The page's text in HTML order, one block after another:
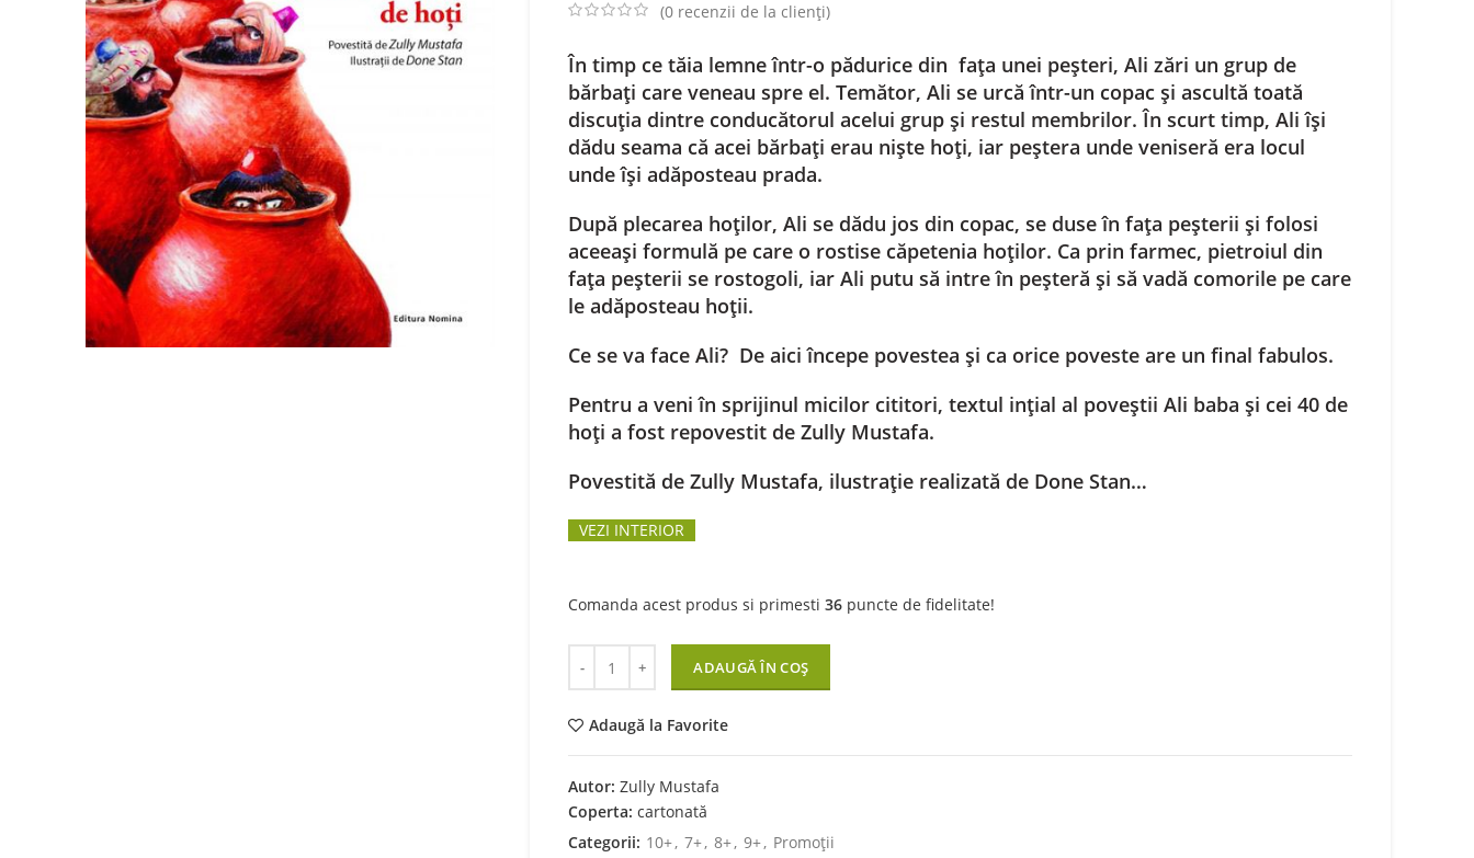
was:
is:
(0 recenzii de la clienți)
În timp ce tăia lemne într-o pădurice din fața unei peșteri, Ali zări un grup de
bărbați care veneau spre el. Temător, Ali se urcă într-un copac și ascultă toată
discuția dintre conducătorul acelui grup și restul membrilor. În scurt timp, Ali își
dădu seama că acei bărbați erau niște hoți, iar peștera unde veniseră era locul
unde își adăposteau prada.
După plecarea hoților, Ali se dădu jos din copac, se duse în fața peșterii și folosi
aceeași formulă pe care o rostise căpetenia hoților. Ca prin farmec, pietroiul din
fața peșterii se rostogoli, iar Ali putu să intre în peșteră și să vadă comorile pe care
le adăposteau hoții.
Ce se va face Ali? De aici începe povestea și ca orice poveste are un final fabulos.
Pentru a veni în sprijinul micilor cititori, textul ințial al poveștii Ali baba și cei 40 de
hoți a fost repovestit de Zully Mustafa.
Povestită de Zully Mustafa, ilustrație realizată de Done Stan…
VEZI INTERIOR
Comanda acest produs si primesti36 puncte de fidelitate!
Cantitate Ali Baba și cei 40 de hoți
ADAUGĂ ÎN COȘ
Adaugă la Favorite
Autor: Zully Mustafa
Coperta: cartonată
Categorii: 10+, 7+, 8+, 9+, Promoții